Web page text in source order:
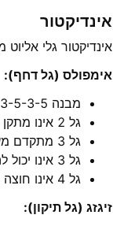
אינדיקטור
אינדיקטור גלי
אימפולס (גל דחף):
מבנה 5-3-5-3-5
גל 2 אינו מתקן יותר מ־100% מאורך גל 1
גל 3 מתקדם מעבר לסיום של גל 1
גל 3 אינו יכול להיות הקצר ביותר מבין גלים 1, 3 ו־5
גל 4 אינו חוצה את הרמה של גל 1
זיגזג (גל תיקון):